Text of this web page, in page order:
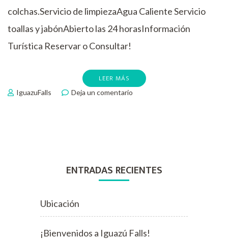
colchas.Servicio de limpiezaAgua Caliente Servicio
toallas y jabónAbierto las 24 horasInformación
Turística Reservar o Consultar!
LEER MÁS
IguazuFalls Deja un comentario
ENTRADAS RECIENTES
Ubicación
¡Bienvenidos a Iguazú Falls!